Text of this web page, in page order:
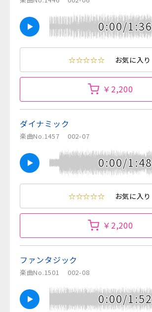
0:00/1:36
☆☆☆☆☆ お気に入り
￥2,200
ダイナミック
楽曲No.1457 002-07
0:00/1:48
☆☆☆☆☆ お気に入り
￥2,200
ファンタジック
楽曲No.1501 002-08
0:00/1:52